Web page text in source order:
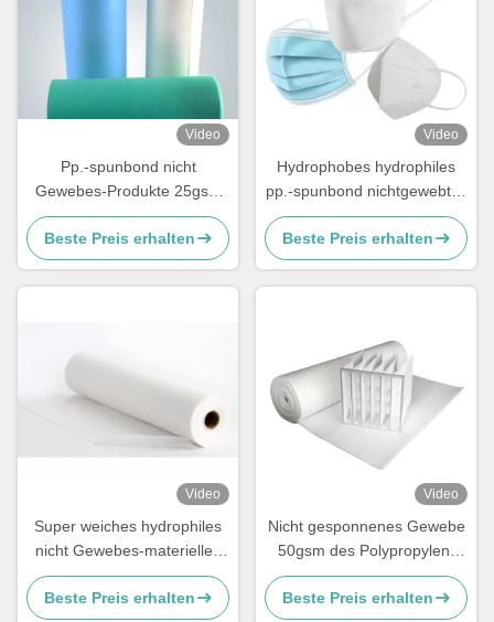
Video
Pp.-spunbond nicht
Gewebes-Produkte 25gsm
für chirurgische Maske
Beste Preis erhalten
Video
Hydrophobes hydrophiles
pp.-spunbond nichtgewebtes
Gewebe für 3ply
Gesichtsmasken N95 KF94
Beste Preis erhalten
Video
Super weiches hydrophiles
nicht Gewebes-materielles
recyclebares SSS für die
Windel-Herstellung
Beste Preis erhalten
Video
Nicht gesponnenes Gewebe
50gsm des Polypropylen-
ISO9001 weißes F9 für
Luftreiniger
Beste Preis erhalten